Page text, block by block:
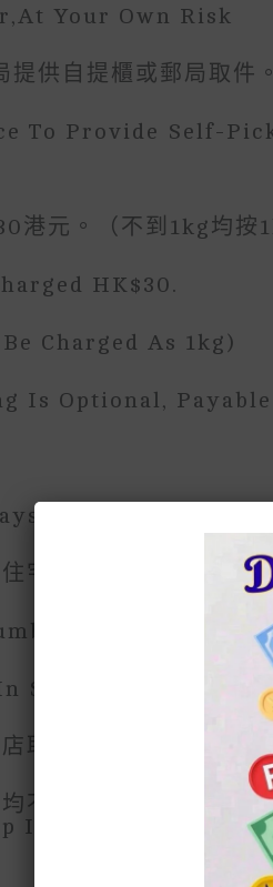
Your Own Risk
提供自提櫃或郵局取件。
To Provide Self-
港元。（不到1kg均按
HK$30.
Charged As 1kg)
Is Optional,
宅。
SF Locker Or
取件。
不需提供詳細地址，可
In SF Locker Or